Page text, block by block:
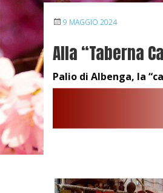
9 MAGGIO 2024
Alla “Taberna
Palio di Albenga, la